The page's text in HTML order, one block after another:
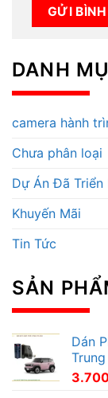
DANH
camera hành
Chưa phân loại
Dự Án Đã Triển
Khuyến Mãi
Tin Tức
SẢN
Dán